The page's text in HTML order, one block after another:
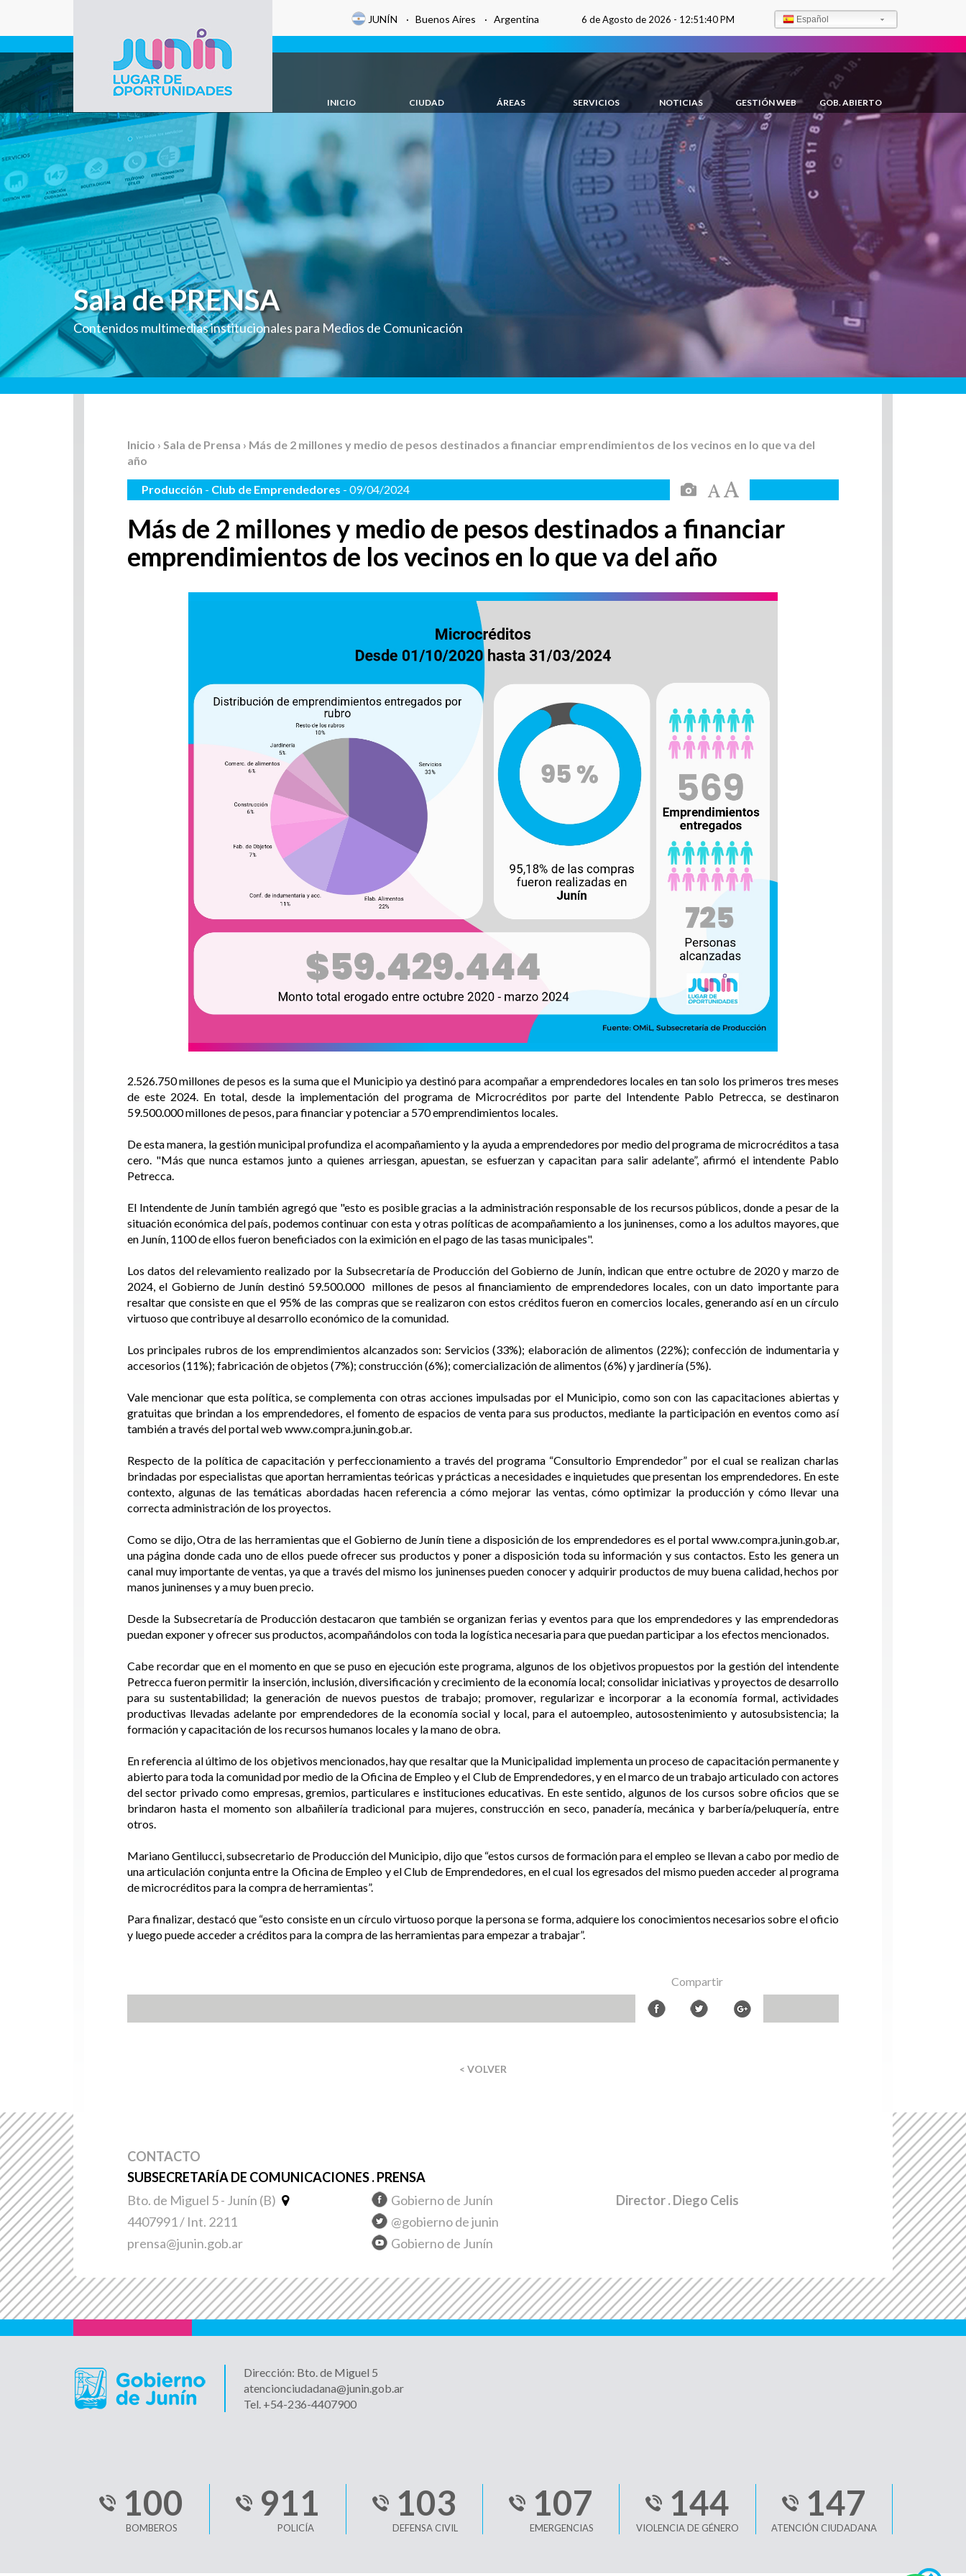
Gobierno de
Junín
JUNÍN · Buenos Aires · Argentina 6 de Agosto de 2026 - 12:51:41 PM Español
INICIO CIUDAD ÁREAS SERVICIOS NOTICIAS GESTIÓN WEB GOB. ABIERTO
Sala de PRENSA
Contenidos multimedias institucionales para Medios de Comunicación
Inicio › Sala de Prensa › Más de 2 millones y medio de pesos destinados a financiar emprendimientos de los vecinos en lo que va del
año
Producción - Club de Emprendedores - 09/04/2024
Más de 2 millones y medio de pesos destinados a financiar
emprendimientos de los vecinos en lo que va del año
2.526.750 millones de pesos es la suma que el Municipio ya destinó para acompañar a emprendedores locales en tan solo los primeros tres meses
de este 2024. En total, desde la implementación del programa de Microcréditos por parte del Intendente Pablo Petrecca, se destinaron
59.500.000 millones de pesos, para financiar y potenciar a 570 emprendimientos locales.
De esta manera, la gestión municipal profundiza el acompañamiento y la ayuda a emprendedores por medio del programa de microcréditos a tasa
cero. "Más que nunca estamos junto a quienes arriesgan, apuestan, se esfuerzan y capacitan para salir adelante”, afirmó el intendente Pablo
Petrecca.
El Intendente de Junín también agregó que "esto es posible gracias a la administración responsable de los recursos públicos, donde a pesar de la
situación económica del país, podemos continuar con esta y otras políticas de acompañamiento a los juninenses, como a los adultos mayores, que
en Junín, 1100 de ellos fueron beneficiados con la eximición en el pago de las tasas municipales".
Los datos del relevamiento realizado por la Subsecretaría de Producción del Gobierno de Junín, indican que entre octubre de 2020 y marzo de
2024, el Gobierno de Junín destinó 59.500.000 millones de pesos al financiamiento de emprendedores locales, con un dato importante para
resaltar que consiste en que el 95% de las compras que se realizaron con estos créditos fueron en comercios locales, generando así en un círculo
virtuoso que contribuye al desarrollo económico de la comunidad.
Los principales rubros de los emprendimientos alcanzados son: Servicios (33%); elaboración de alimentos (22%); confección de indumentaria y
accesorios (11%); fabricación de objetos (7%); construcción (6%); comercialización de alimentos (6%) y jardinería (5%).
Vale mencionar que esta política, se complementa con otras acciones impulsadas por el Municipio, como son con las capacitaciones abiertas y
gratuitas que brindan a los emprendedores, el fomento de espacios de venta para sus productos, mediante la participación en eventos como así
también a través del portal web www.compra.junin.gob.ar.
Respecto de la política de capacitación y perfeccionamiento a través del programa “Consultorio Emprendedor” por el cual se realizan charlas
brindadas por especialistas que aportan herramientas teóricas y prácticas a necesidades e inquietudes que presentan los emprendedores. En este
contexto, algunas de las temáticas abordadas hacen referencia a cómo mejorar las ventas, cómo optimizar la producción y cómo llevar una
correcta administración de los proyectos.
Como se dijo, Otra de las herramientas que el Gobierno de Junín tiene a disposición de los emprendedores es el portal www.compra.junin.gob.ar,
una página donde cada uno de ellos puede ofrecer sus productos y poner a disposición toda su información y sus contactos. Esto les genera un
canal muy importante de ventas, ya que a través del mismo los juninenses pueden conocer y adquirir productos de muy buena calidad, hechos por
manos juninenses y a muy buen precio.
Desde la Subsecretaría de Producción destacaron que también se organizan ferias y eventos para que los emprendedores y las emprendedoras
puedan exponer y ofrecer sus productos, acompañándolos con toda la logística necesaria para que puedan participar a los efectos mencionados.
Cabe recordar que en el momento en que se puso en ejecución este programa, algunos de los objetivos propuestos por la gestión del intendente
Petrecca fueron permitir la inserción, inclusión, diversificación y crecimiento de la economía local; consolidar iniciativas y proyectos de desarrollo
para su sustentabilidad; la generación de nuevos puestos de trabajo; promover, regularizar e incorporar a la economía formal, actividades
productivas llevadas adelante por emprendedores de la economía social y local, para el autoempleo, autosostenimiento y autosubsistencia; la
formación y capacitación de los recursos humanos locales y la mano de obra.
En referencia al último de los objetivos mencionados, hay que resaltar que la Municipalidad implementa un proceso de capacitación permanente y
abierto para toda la comunidad por medio de la Oficina de Empleo y el Club de Emprendedores, y en el marco de un trabajo articulado con actores
del sector privado como empresas, gremios, particulares e instituciones educativas. En este sentido, algunos de los cursos sobre oficios que se
brindaron hasta el momento son albañilería tradicional para mujeres, construcción en seco, panadería, mecánica y barbería/peluquería, entre
otros.
Mariano Gentilucci, subsecretario de Producción del Municipio, dijo que “estos cursos de formación para el empleo se llevan a cabo por medio de
una articulación conjunta entre la Oficina de Empleo y el Club de Emprendedores, en el cual los egresados del mismo pueden acceder al programa
de microcréditos para la compra de herramientas”.
Para finalizar, destacó que “esto consiste en un círculo virtuoso porque la persona se forma, adquiere los conocimientos necesarios sobre el oficio
y luego puede acceder a créditos para la compra de las herramientas para empezar a trabajar”.
Compartir
< VOLVER
CONTACTO
SUBSECRETARÍA DE COMUNICACIONES . PRENSA
Bto. de Miguel 5 - Junín (B)
4407991 / Int. 2211
prensa@junin.gob.ar
Gobierno de Junín
@gobierno de junin
Gobierno de Junín
Director. Diego Celis
Dirección: Bto. de Miguel 5
atencionciudadana@junin.gob.ar
Tel. +54-236-4407900
100
BOMBEROS
911
POLICÍA
103
DEFENSA CIVIL
107
EMERGENCIAS
144
VIOLENCIA DE GÉNERO
147
ATENCIÓN CIUDADANA